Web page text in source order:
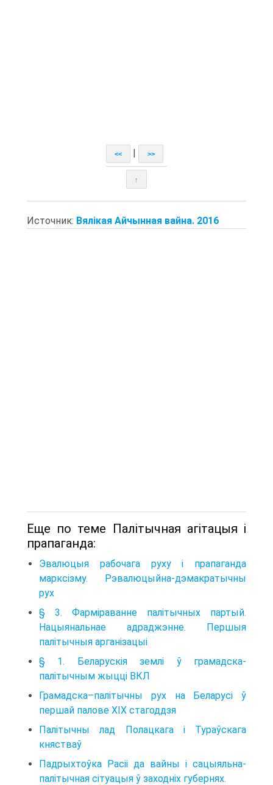
<< >>
↑
Источник: Вялікая Айчынная вайна. 2016
Еще по теме Палітычная агітацыя і
прапаганда:
Эвалюцыя рабочага руху і прапаганда
марксізму. Рэвалюцыйна-дэмакратычны
рух
§ 3. Фарміраванне палітычных партый.
Нацыянальнае адраджэнне. Першыя
палітычныя арганізацыі
§ 1. Беларускія землі ў грамадска-
палітычным жыцці ВКЛ
Грамадска–палітычны рух на Беларусі ў
першай палове XIX стагоддзя
Палітычны лад Полацкага і Тураўскага
княстваў
Падрыхтоўка Расіі да вайны і сацыяльна-
палітычная сітуацыя ў заходніх губернях.